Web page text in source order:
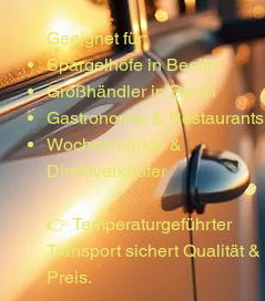
Geeignet für:
Spargelhöfe in Beelitz
Großhändler in Berlin
Gastronomie & Restaurants
Wochenmärkte &
Direktverkäufer
👉 Temperaturgeführter
Transport sichert Qualität &
Preis.